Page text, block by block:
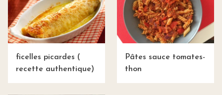
ficelles picardes (
recette authentique)
Pâtes sauce tomates-
thon